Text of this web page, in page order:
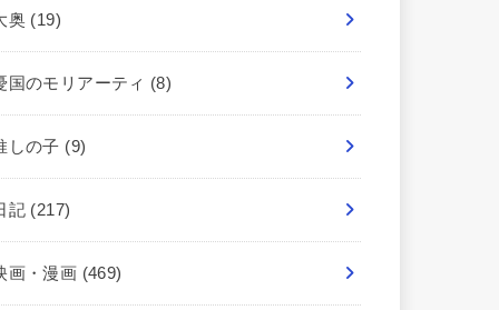
奥 (19)
国のモリアーティ (8)
しの子 (9)
記 (217)
画・漫画 (469)